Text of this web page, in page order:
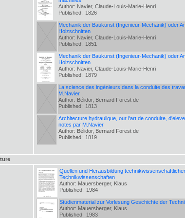
Author: Navier, Claude-Louis-Marie-Henri
Published: 1826
Mechanik der Baukunst (Ingenieur-Mechanik) oder
Holzschnitten
Author: Navier, Claude-Louis-Marie-Henri
Published: 1851
Mechanik der Baukunst (Ingenieur-Mechanik) oder
Holzschnitten
Author: Navier, Claude-Louis-Marie-Henri
Published: 1879
La science des ingénieurs dans la conduite des
M.Navier
Author: Bélidor, Bernard Forest de
Published: 1813
Architecture hydraulique, our l'art de conduire,
notes par M.Navier
Author: Bélidor, Bernard Forest de
Published: 1819
Quellen und Herausbildung
Technikwissenschaften
Author: Mauersberger, Klaus
Published: 1984
Studienmaterial zur Vorlesung Geschichte der
Author: Mauersberger, Klaus
Published: 1983